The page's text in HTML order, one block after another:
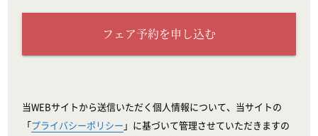
フェア予約を申し込む
当WEBサイトから送信いただく個人情報について、当サイトの
「プライバシーポリシー 」に基づいて管理させていただきますの